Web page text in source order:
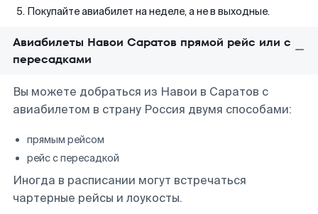
Покупайте авиабилет на неделе, а не в выходные.
Авиабилеты Навои Саратов прямой рейс или с
пересадками
Вы можете добраться из Навои в Саратов с
авиабилетом в страну Россия двумя способами:
прямым рейсом
рейс с пересадкой
Иногда в расписании могут встречаться
чартерные рейсы и лоукосты.